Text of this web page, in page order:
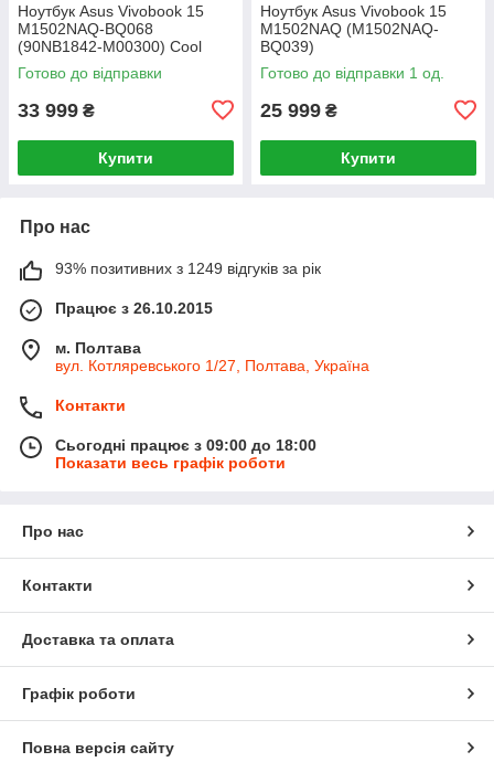
Ноутбук Asus Vivobook 15
M1502NAQ-BQ068
(90NB1842-M00300) Cool
Silver
Готово до відправки
33 999 ₴
Купити
Ноутбук Asus Vivobook 15
M1502NAQ (M1502NAQ-
BQ039)
Готово до відправки 1 од.
25 999 ₴
Купити
Про нас
93% позитивних з 1249 відгуків за рік
Працює з 26.10.2015
м. Полтава
вул. Котляревського 1/27, Полтава, Україна
Контакти
Сьогодні працює з 09:00 до 18:00
Показати весь графік роботи
Про нас
Контакти
Доставка та оплата
Графік роботи
Повна версія сайту